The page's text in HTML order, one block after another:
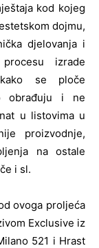
kod kojeg
dojmu,
djelovanja i
izrade
se ploče
obrađuju i ne
u listovima u
proizvodnje,
na ostale
i sl.
ovoga proljeća
Exclusive iz
521 i Hrast